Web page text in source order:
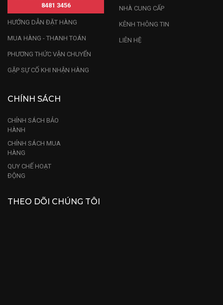
8481 3456
HƯỚNG DẪN ĐẶT HÀNG
MUA HÀNG - THANH TOÁN
PHƯƠNG THỨC VẬN CHUYỂN
GẶP SỰ CỐ KHI NHẬN HÀNG
NHÀ CUNG CẤP
KÊNH THÔNG TIN
LIÊN HỆ
CHÍNH SÁCH
CHÍNH SÁCH BẢO
HÀNH
CHÍNH SÁCH MUA
HÀNG
QUY CHẾ HOẠT
ĐỘNG
THEO DÕI CHÚNG TÔI